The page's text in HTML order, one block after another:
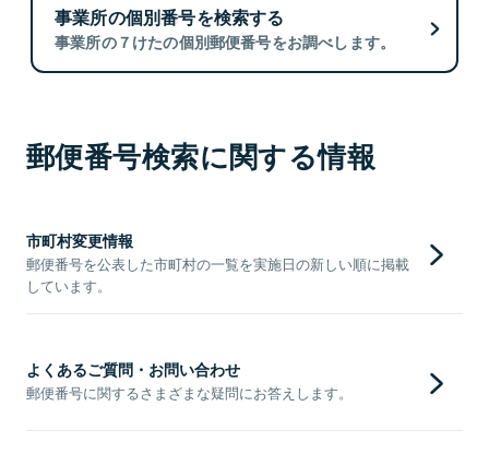
事業所の個別番号を検索する
事業所の７けたの個別郵便番号をお調べします。
郵便番号検索に関する情報
市町村変更情報
郵便番号を公表した市町村の一覧を実施日の新しい順に掲載
しています。
よくあるご質問・お問い合わせ
郵便番号に関するさまざまな疑問にお答えします。